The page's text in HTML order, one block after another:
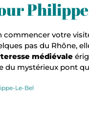
commencer votre
pas du Rhône,
médiévale
du mystérieux pont
Le-Bel